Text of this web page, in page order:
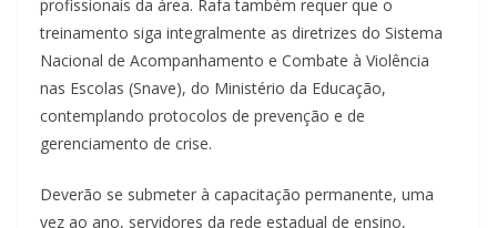
profissionais da área. Rafa também requer que o
treinamento siga integralmente as diretrizes do Sistema
Nacional de Acompanhamento e Combate à Violência
nas Escolas (Snave), do Ministério da Educação,
contemplando protocolos de prevenção e de
gerenciamento de crise.
Deverão se submeter à capacitação permanente, uma
vez ao ano, servidores da rede estadual de ensino,